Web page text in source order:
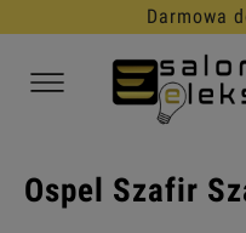
30 dni
Ospel Szafir